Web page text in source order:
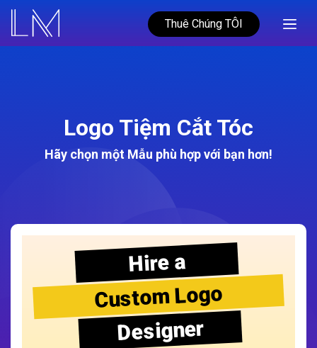
Thuê Chúng TÔI
Logo Tiệm Cắt Tóc
Hãy chọn một Mẫu phù hợp với bạn hơn!
Hire a
Custom Logo
Designer